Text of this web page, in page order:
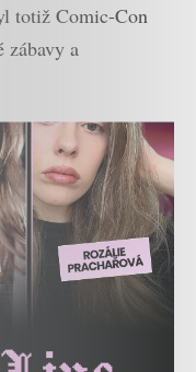
totiž Comic-Con
zábavy a